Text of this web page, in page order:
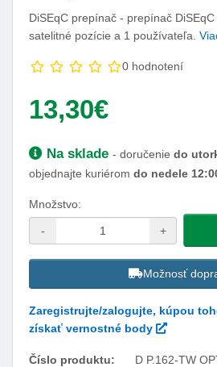
DiSEqC prepínač - prepínač
satelitné pozície a 1 používateľa.
0 hodnotení
13,30€
Dostupnosť:
Na sklade - doručenie do
objednajte kuriérom do nedele
Množstvo:
- +
Možnosť
Zaregistrujte/zalogujte, kúpou
získať vernostné body
Číslo produktu:
D P.162-TW